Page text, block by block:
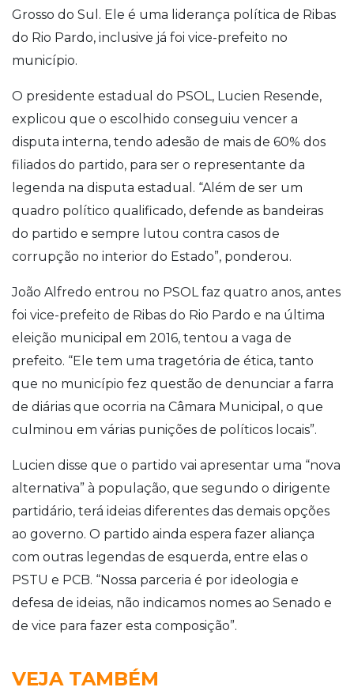
Grosso do Sul. Ele é uma liderança política de Ribas
do Rio Pardo, inclusive já foi vice-prefeito no
município.
O presidente estadual do PSOL, Lucien Resende,
explicou que o escolhido conseguiu vencer a
disputa interna, tendo adesão de mais de 60% dos
filiados do partido, para ser o representante da
legenda na disputa estadual. “Além de ser um
quadro político qualificado, defende as bandeiras
do partido e sempre lutou contra casos de
corrupção no interior do Estado”, ponderou.
João Alfredo entrou no PSOL faz quatro anos, antes
foi vice-prefeito de Ribas do Rio Pardo e na última
eleição municipal em 2016, tentou a vaga de
prefeito. “Ele tem uma tragetória de ética, tanto
que no município fez questão de denunciar a farra
de diárias que ocorria na Câmara Municipal, o que
culminou em várias punições de políticos locais”.
Lucien disse que o partido vai apresentar uma “nova
alternativa” à população, que segundo o dirigente
partidário, terá ideias diferentes das demais opções
ao governo. O partido ainda espera fazer aliança
com outras legendas de esquerda, entre elas o
PSTU e PCB. “Nossa parceria é por ideologia e
defesa de ideias, não indicamos nomes ao Senado e
de vice para fazer esta composição”.
VEJA TAMBÉM